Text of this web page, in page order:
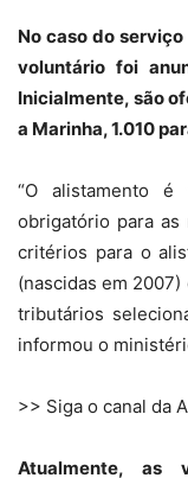
No caso do
voluntário foi
Inicialmente, são
a Marinha, 1.010
“O alistamento
obrigatório para as
critérios para o
(nascidas em
tributários
informou o
>> Siga o canal da
Atualmente, as